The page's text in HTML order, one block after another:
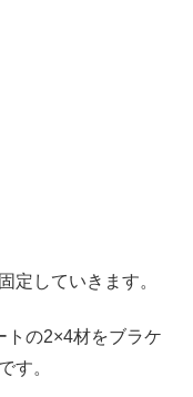
定していきます。
の2×4材をブラケ
す。